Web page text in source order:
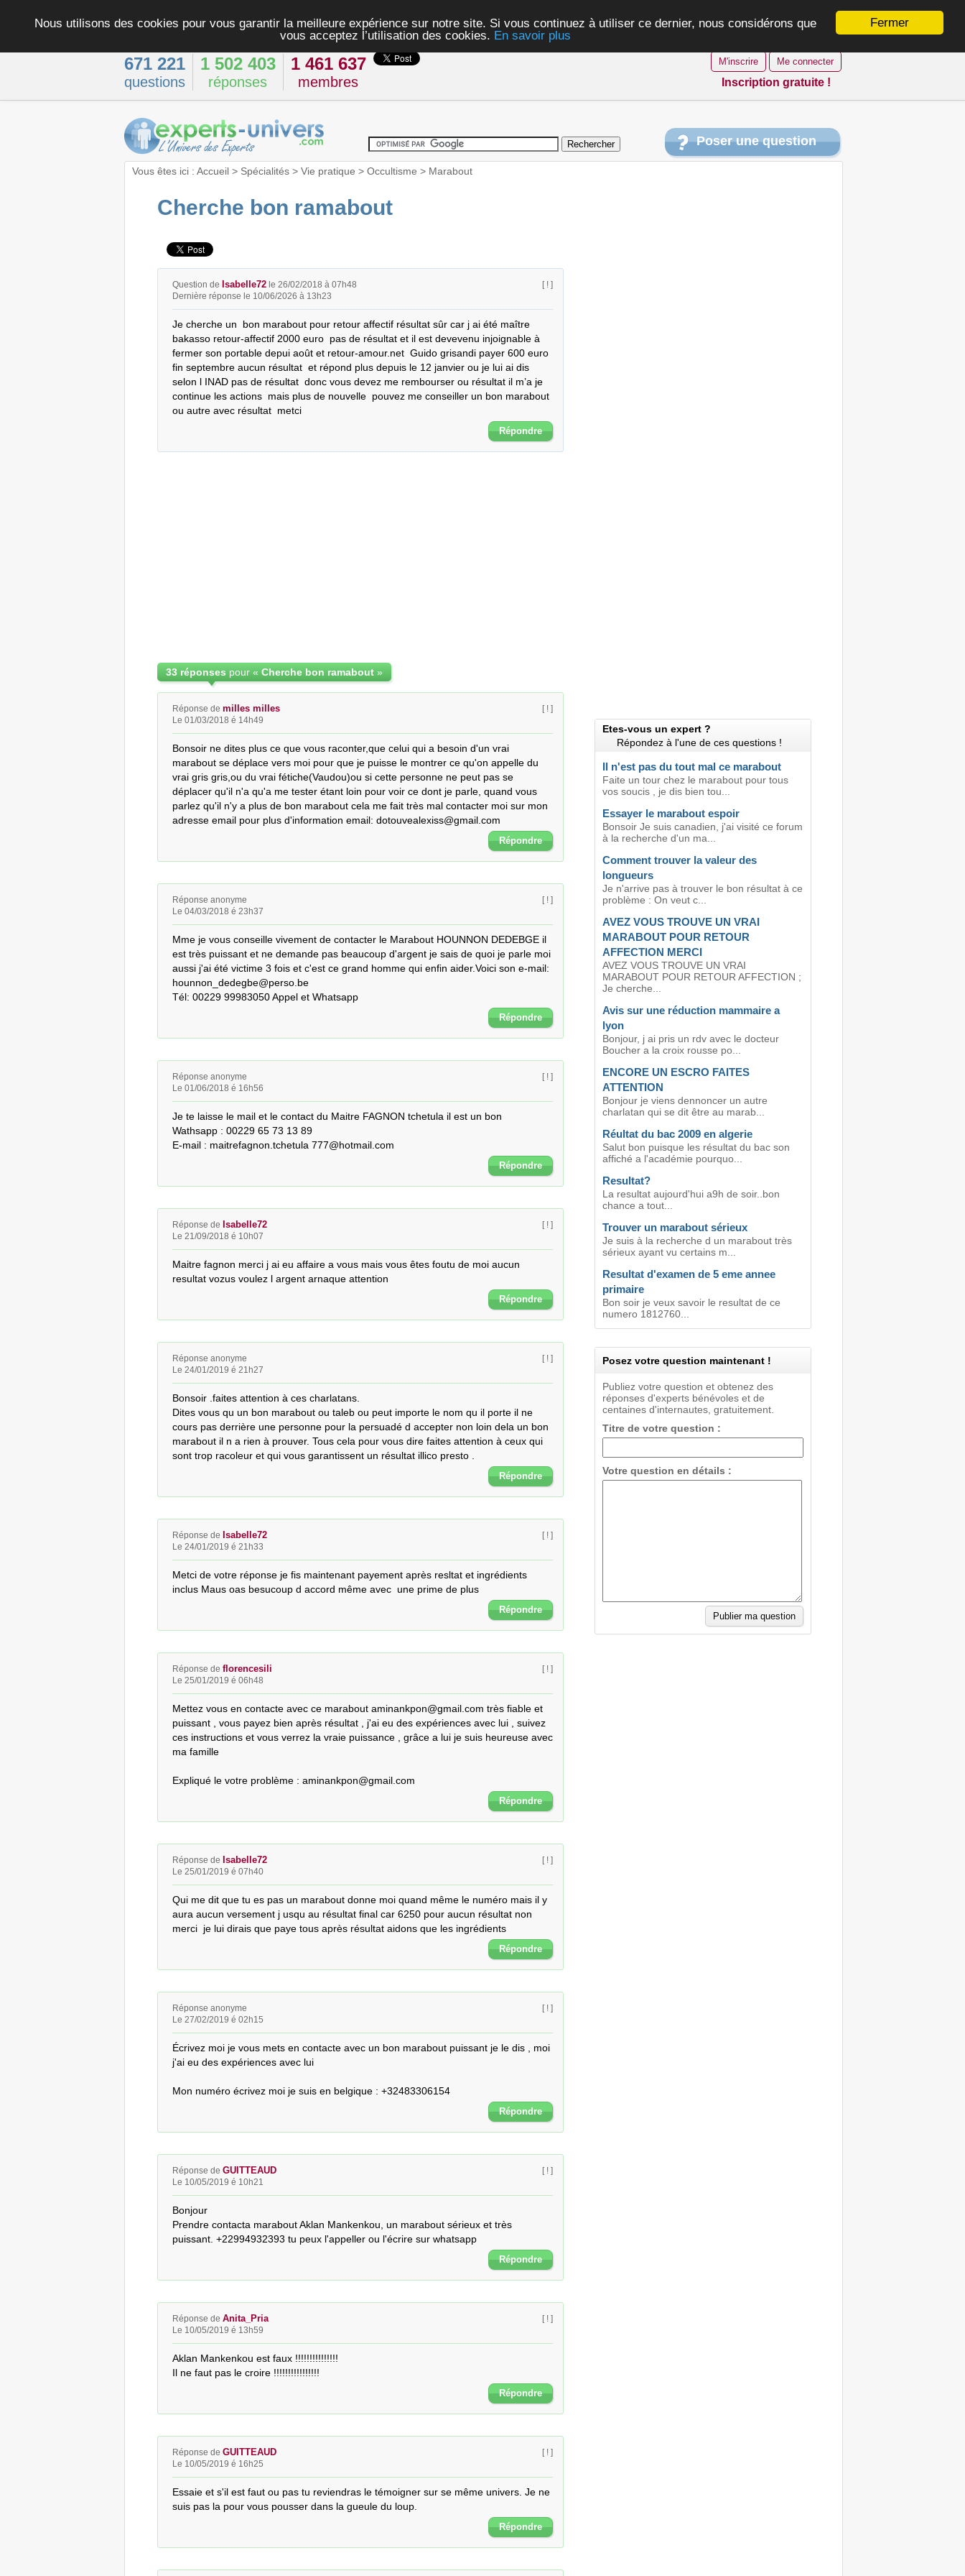
Fermer
Nous utilisons des cookies pour vous garantir la meilleure expérience sur notre site. Si vous continuez à utiliser ce dernier, nous considérons que
vous acceptez l’utilisation des cookies. En savoir plus
671 221
questions
1 502 403
réponses
1 461 637
membres
M'inscrire Me connecter
Inscription gratuite !
Poser une question
Vous êtes ici : Accueil> Spécialités> Vie pratique > Occultisme > Marabout
Cherche bon ramabout
Question de Isabelle72le 26/02/2018 à 07h48
Dernière réponse le 10/06/2026 à 13h23
[ ! ]
Je cherche un  bon marabout pour retour affectif résultat sûr car j ai été maître
bakasso retour-affectif 2000 euro  pas de résultat et il est devevenu injoignable à
fermer son portable depui août et retour-amour.net  Guido grisandi payer 600 euro
fin septembre aucun résultat  et répond plus depuis le 12 janvier ou je lui ai dis
selon l INAD pas de résultat  donc vous devez me rembourser ou résultat il m’a je
continue les actions  mais plus de nouvelle  pouvez me conseiller un bon marabout
ou autre avec résultat  metci
Répondre
33 réponses pour « Cherche bon ramabout»
Réponse de milles milles
Le 01/03/2018 é 14h49
[ ! ]
Bonsoir ne dites plus ce que vous raconter,que celui qui a besoin d'un vrai
marabout se déplace vers moi pour que je puisse le montrer ce qu'on appelle du
vrai gris gris,ou du vrai fétiche(Vaudou)ou si cette personne ne peut pas se
déplacer qu'il n'a qu'a me tester étant loin pour voir ce dont je parle, quand vous
parlez qu'il n'y a plus de bon marabout cela me fait très mal contacter moi sur mon
adresse email pour plus d'information email: dotouvealexiss@gmail.com
Répondre
Réponse anonyme
Le 04/03/2018 é 23h37
[ ! ]
Mme je vous conseille vivement de contacter le Marabout HOUNNON DEDEBGE il
est très puissant et ne demande pas beaucoup d'argent je sais de quoi je parle moi
aussi j'ai été victime 3 fois et c'est ce grand homme qui enfin aider.Voici son e-mail:
hounnon_dedegbe@perso.be
Tél: 00229 99983050 Appel et Whatsapp
Répondre
Réponse anonyme
Le 01/06/2018 é 16h56
[ ! ]
Je te laisse le mail et le contact du Maitre FAGNON tchetula il est un bon
Wathsapp : 00229 65 73 13 89
E-mail : maitrefagnon.tchetula 777@hotmail.com
Répondre
Réponse de Isabelle72
Le 21/09/2018 é 10h07
[ ! ]
Maitre fagnon merci j ai eu affaire a vous mais vous êtes foutu de moi aucun
resultat vozus voulez l argent arnaque attention
Répondre
Réponse anonyme
Le 24/01/2019 é 21h27
[ ! ]
Bonsoir .faites attention à ces charlatans.
Dites vous qu un bon marabout ou taleb ou peut importe le nom qu il porte il ne
cours pas derrière une personne pour la persuadé d accepter non loin dela un bon
marabout il n a rien à prouver. Tous cela pour vous dire faites attention à ceux qui
sont trop racoleur et qui vous garantissent un résultat illico presto .
Répondre
Réponse de Isabelle72
Le 24/01/2019 é 21h33
[ ! ]
Metci de votre réponse je fis maintenant payement après resltat et ingrédients
inclus Maus oas besucoup d accord même avec  une prime de plus
Répondre
Réponse de florencesili
Le 25/01/2019 é 06h48
[ ! ]
Mettez vous en contacte avec ce marabout aminankpon@gmail.com très fiable et
puissant , vous payez bien après résultat , j'ai eu des expériences avec lui , suivez
ces instructions et vous verrez la vraie puissance , grâce a lui je suis heureuse avec
ma famille
Expliqué le votre problème : aminankpon@gmail.com
Répondre
Réponse de Isabelle72
Le 25/01/2019 é 07h40
[ ! ]
Qui me dit que tu es pas un marabout donne moi quand même le numéro mais il y
aura aucun versement j usqu au résultat final car 6250 pour aucun résultat non
merci  je lui dirais que paye tous après résultat aidons que les ingrédients
Répondre
Réponse anonyme
Le 27/02/2019 é 02h15
[ ! ]
Écrivez moi je vous mets en contacte avec un bon marabout puissant je le dis , moi
j'ai eu des expériences avec lui
Mon numéro écrivez moi je suis en belgique : +32483306154
Répondre
Réponse de GUITTEAUD
Le 10/05/2019 é 10h21
[ ! ]
Bonjour
Prendre contacta marabout Aklan Mankenkou, un marabout sérieux et très
puissant. +22994932393 tu peux l'appeller ou l'écrire sur whatsapp
Répondre
Réponse de Anita_Pria
Le 10/05/2019 é 13h59
[ ! ]
Aklan Mankenkou est faux !!!!!!!!!!!!!!!
Il ne faut pas le croire !!!!!!!!!!!!!!!!
Répondre
Réponse de GUITTEAUD
Le 10/05/2019 é 16h25
[ ! ]
Essaie et s'il est faut ou pas tu reviendras le témoigner sur se même univers. Je ne
suis pas la pour vous pousser dans la gueule du loup.
Répondre
Etes-vous un expert ?
Répondez à l'une de ces questions !
Il n'est pas du tout mal ce marabout
Faite un tour chez le marabout pour tous
vos soucis , je dis bien tou...
Essayer le marabout espoir
Bonsoir Je suis canadien, j'ai visité ce forum
à la recherche d'un ma...
Comment trouver la valeur des
longueurs
Je n'arrive pas à trouver le bon résultat à ce
problème : On veut c...
AVEZ VOUS TROUVE UN VRAI
MARABOUT POUR RETOUR
AFFECTION MERCI
AVEZ VOUS TROUVE UN VRAI
MARABOUT POUR RETOUR AFFECTION ;
Je cherche...
Avis sur une réduction mammaire a
lyon
Bonjour, j ai pris un rdv avec le docteur
Boucher a la croix rousse po...
ENCORE UN ESCRO FAITES
ATTENTION
Bonjour je viens dennoncer un autre
charlatan qui se dit être au marab...
Réultat du bac 2009 en algerie
Salut bon puisque les résultat du bac son
affiché a l'académie pourquo...
Resultat?
La resultat aujourd'hui a9h de soir..bon
chance a tout...
Trouver un marabout sérieux
Je suis à la recherche d un marabout très
sérieux ayant vu certains m...
Resultat d'examen de 5 eme annee
primaire
Bon soir je veux savoir le resultat de ce
numero 1812760...
Posez votre question maintenant !
Publiez votre question et obtenez des
réponses d'experts bénévoles et de
centaines d'internautes, gratuitement.
Titre de votre question :
Votre question en détails :